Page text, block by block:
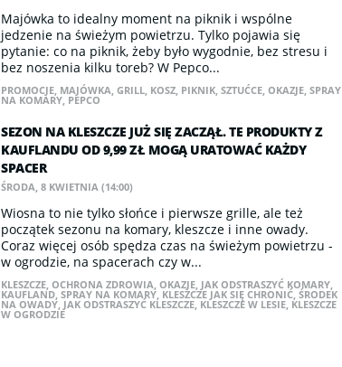
Majówka to idealny moment na piknik i wspólne
jedzenie na świeżym powietrzu. Tylko pojawia się
pytanie: co na piknik, żeby było wygodnie, bez stresu i
bez noszenia kilku toreb? W Pepco...
PROMOCJE, MAJÓWKA, GRILL, KOSZ, PIKNIK, SZTUĆCE, OKAZJE, SPRAY
NA KOMARY, PEPCO
SEZON NA KLESZCZE JUŻ SIĘ ZACZĄŁ. TE PRODUKTY Z
KAUFLANDU OD 9,99 ZŁ MOGĄ URATOWAĆ KAŻDY
SPACER
ŚRODA, 8 KWIETNIA (14:00)
Wiosna to nie tylko słońce i pierwsze grille, ale też
początek sezonu na komary, kleszcze i inne owady.
Coraz więcej osób spędza czas na świeżym powietrzu -
w ogrodzie, na spacerach czy w...
KLESZCZE, OCHRONA ZDROWIA, OKAZJE, JAK ODSTRASZYĆ KOMARY,
KAUFLAND, SPRAY NA KOMARY, KLESZCZE JAK SIĘ CHRONIĆ, ŚRODEK
NA OWADY, JAK ODSTRASZYĆ KLESZCZE, KLESZCZE W LESIE, KLESZCZE
W OGRODZIE